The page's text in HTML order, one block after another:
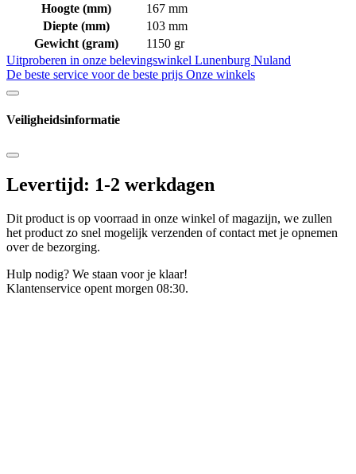
Hoogte (mm)
167 mm
Diepte (mm)
103 mm
Gewicht (gram)
1150 gr
Uitproberen in onze belevingswinkel Lunenburg Nuland
De beste service voor de beste prijs Onze winkels
Veiligheidsinformatie
Levertijd: 1-2 werkdagen
Dit product is op voorraad in onze winkel of magazijn, we zullen
het product zo snel mogelijk verzenden of contact met je opnemen
over de bezorging.
Hulp nodig? We staan voor je klaar!
Klantenservice opent morgen 08:30.